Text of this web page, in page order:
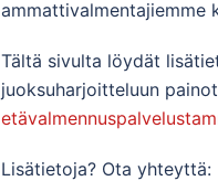
ammattivalmentajiemme
Tältä sivulta löydät
juoksuharjoitteluun
Lisätietoja? Ota yhteyttä: